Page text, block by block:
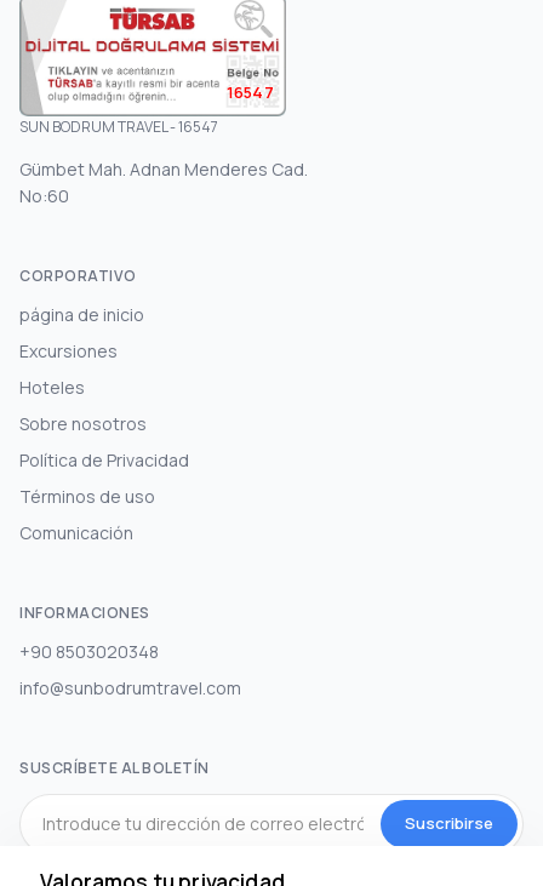
16547
SUN BODRUM TRAVEL - 16547
Gümbet Mah. Adnan Menderes Cad.
No:60
CORPORATIVO
página de inicio
Excursiones
Hoteles
Sobre nosotros
Política de Privacidad
Términos de uso
Comunicación
INFORMACIONES
+90 8503020348
info@sunbodrumtravel.com
SUSCRÍBETE AL BOLETÍN
Suscribirse